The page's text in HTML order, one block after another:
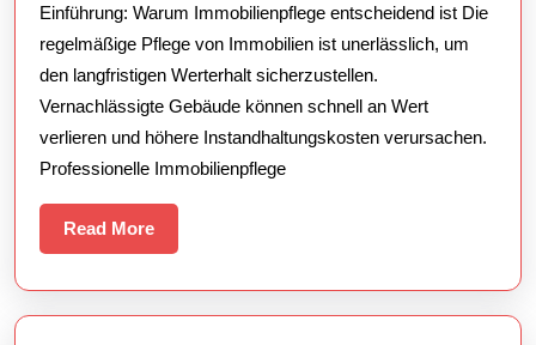
Werterhalt
und
Sauberkeit
aus
einer
Hand
Einführung: Warum Immobilienpflege entscheidend ist Die
regelmäßige Pflege von Immobilien ist unerlässlich, um
den langfristigen Werterhalt sicherzustellen.
Vernachlässigte Gebäude können schnell an Wert
verlieren und höhere Instandhaltungskosten verursachen.
Professionelle Immobilienpflege
Read MoreRead
More